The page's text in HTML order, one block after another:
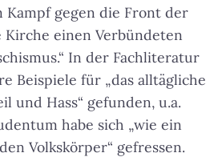
gegen die Front der
einen Verbündeten
In der Fachliteratur
Beispiele für „das alltägliche
und Hass“ gefunden, u.a.
habe sich „wie ein
Volkskörper“ gefressen.